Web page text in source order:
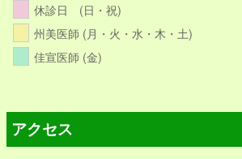
休診日 (日・祝)
州美医師 (月・火・水・木・土)
佳宣医師 (金)
アクセス